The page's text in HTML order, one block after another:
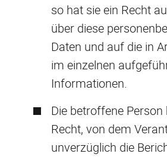
so hat sie ein Recht
über diese
Daten und auf die in
im einzelnen
Informationen.
Die betroffene Person
Recht, von dem
unverzüglich die